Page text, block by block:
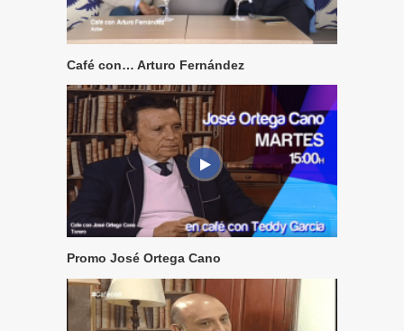
Café con… Arturo Fernández
Promo José Ortega Cano